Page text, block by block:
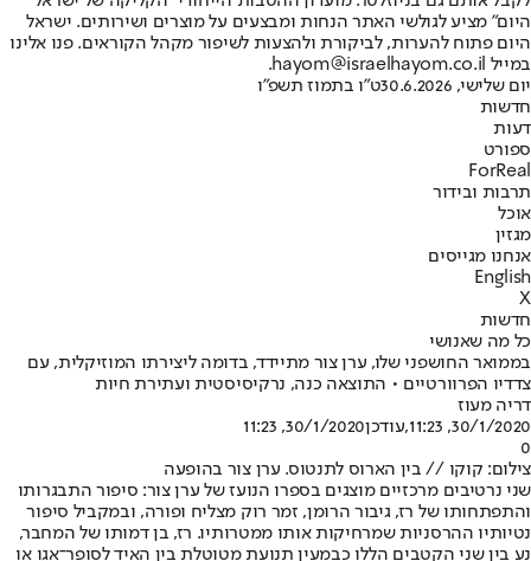
היום" מציע לגולשי האתר הנחות ומבצעים על מוצרים ושירותים. ישראל
היום פתוח להערות, לביקורת ולהצעות לשיפור מקהל הקוראים. פנו אלינו
במייל hayom@israelhayom.co.il.
יום שלישי, 30.6.2026
ט"ו בתמוז תשפ"ו
חדשות
דעות
ספורט
ForReal
תרבות ובידור
אוכל
מגזין
אנחנו מגייסים
English
X
חדשות
כל מה שאנושי
בממואר החושפני שלו, ערן צור מתיידד, בדומה ליצירתו המוזיקלית, עם
צדדיו הפרוורטיים • התוצאה כנה, נרקיסיסטית ועתירת חיות
דריה מעוז
30/1/2020, 11:23
,עודכן30/1/2020, 11:23
0
צילום: קוקו // בין הארוס לתנטוס. ערן צור בהופעה
שני נרטיבים מרכזיים מוצגים בספרו הנועז של ערן צור: סיפור התבגרותו
והתפתחותו של רז, גיבור הרומן, זמר רוק מצליח ופורה, ובמקביל סיפור
נטיותיו ההרסניות שמרחיקות אותו ממטרותיו. רז, בן דמותו של המחבר,
נע בין שני הקטבים הללו כבמעין תנועת מטוטלת בין האיד לסופר־אגו או